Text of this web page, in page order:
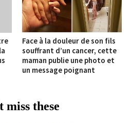
Face à la douleur de son fils
souffrant d’un cancer, cette
maman publie une photo et
un message poignant
miss these